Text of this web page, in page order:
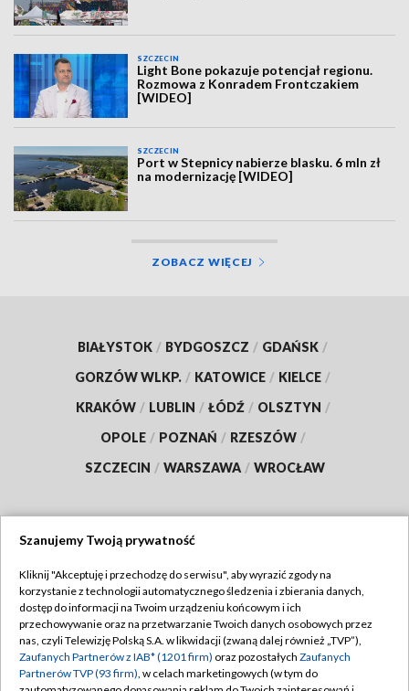
SZCZECIN
Light Bone pokazuje potencjał regionu.
Rozmowa z Konradem Frontczakiem
[WIDEO]
SZCZECIN
Port w Stepnicy nabierze blasku. 6 mln zł
na modernizację [WIDEO]
ZOBACZ WIĘCEJ
BIAŁYSTOK / BYDGOSZCZ / GDAŃSK /
GORZÓW WLKP. / KATOWICE / KIELCE /
KRAKÓW / LUBLIN / ŁÓDŹ / OLSZTYN /
OPOLE / POZNAŃ / RZESZÓW /
SZCZECIN / WARSZAWA / WROCŁAW
TVP
Abonament TVP
Emisja w TVP
Centrum informacji TVP
Regulamin TVP
Polityka prywatności
Szanujemy Twoją prywatność
Kliknij "Akceptuję i przechodzę do serwisu", aby wyrazić zgody na
korzystanie z technologii automatycznego śledzenia i zbierania danych,
dostęp do informacji na Twoim urządzeniu końcowym i ich
przechowywanie oraz na przetwarzanie Twoich danych osobowych przez
nas, czyli Telewizję Polską S.A. w likwidacji (zwaną dalej również „TVP”),
Zaufanych Partnerów z IAB* (1201 firm) oraz pozostałych Zaufanych
Partnerów TVP (93 firm), w celach marketingowych (w tym do